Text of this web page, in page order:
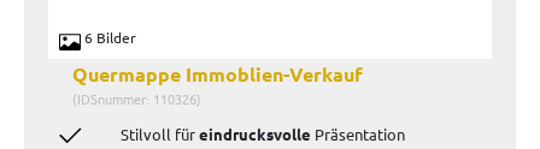
6 Bilder
Quermappe Immoblien-Verkauf
(IDSnummer: 110326)
Stilvoll füreindrucksvolle Präsentation